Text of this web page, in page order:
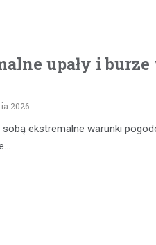
upały i
2026
ekstremalne warunki